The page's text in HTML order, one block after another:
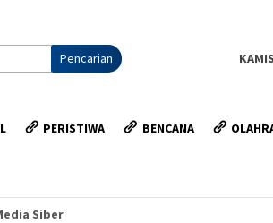
Pencarian
PERISTIWA BENCANA
Siber